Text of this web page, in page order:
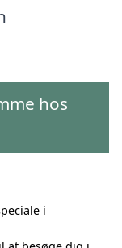
hos
i